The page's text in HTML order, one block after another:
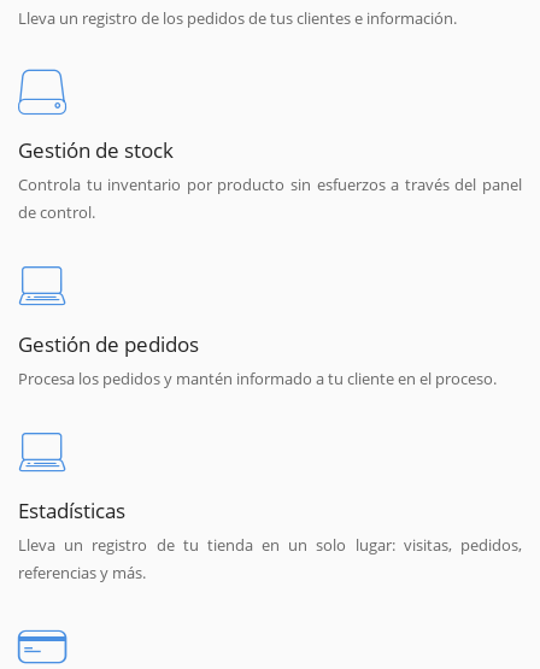
Lleva un registro de los pedidos de tus clientes e información.
Gestión de stock
Controla tu inventario por producto sin esfuerzos a través del panel
de control.
Gestión de pedidos
Procesa los pedidos y mantén informado a tu cliente en el proceso.
Estadísticas
Lleva un registro de tu tienda en un solo lugar: visitas, pedidos,
referencias y más.